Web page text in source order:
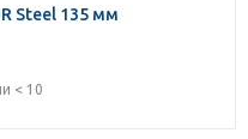
Steel 135 мм
< 10